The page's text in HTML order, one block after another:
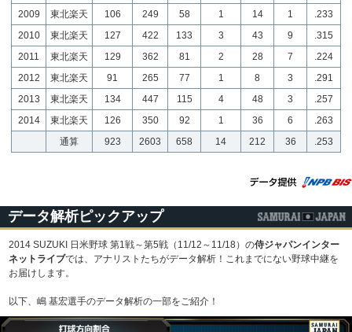
2009
東北楽天 106 249 58 1 14 1
.233
2010
東北楽天 127 422 133 3 43 9
.315
2011
東北楽天 129 362 81 2 28 7
.224
2012
東北楽天 91 265 77 1 8 3
.291
2013
東北楽天 134 447 115 4 48 3
.257
2014
東北楽天 126 350 92 1 36 6
.263
通算
923 2603 658 14 212 36 .253
データ解析ピックアップ
2014 SUZUKI 日米野球 第1戦～第5戦（11/12～11/18）の侍ジャパンインター
ネットライブでは、アナリストたちがデータ解析！これまでにない野球中継を
お届けします。
以下、嶋 基宏選手のデータ解析の一部をご紹介！